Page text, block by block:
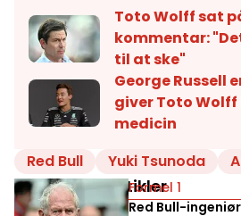
Toto Wolff sat
kommentar:
til at ske"
George Russell
giver Toto Wolff
medicin
Red Bull
Yuki Tsunoda
Relaterede artikler
Formel 1
Red Bull-